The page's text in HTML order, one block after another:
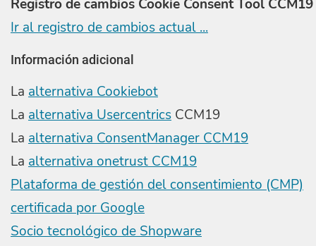
Registro de cambios Cookie Consent Tool CCM19
Ir al registro de cambios actual ...
Información adicional
La alternativa Cookiebot
La alternativa Usercentrics CCM19
La alternativa ConsentManager CCM19
La alternativa onetrust CCM19
Plataforma de gestión del consentimiento (CMP)
certificada por Google
Socio tecnológico de Shopware